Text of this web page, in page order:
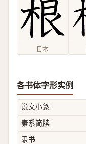
日本
各书体字形实例
说文小篆
秦系简牍
隶书